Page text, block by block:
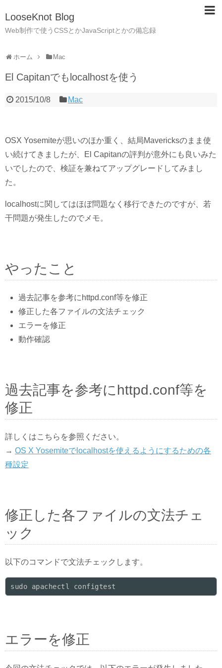
LooseKnot Blog
Web制作で使うCSSとかJavaScriptとかの備忘録
ホーム Mac
El Capitanでもlocalhostを使う
2015/10/8 Mac
OSX Yosemiteが思いのほか重く、結局Mavericksのまま使
い続けてきましたが、El Capitanの評判が意外にも良いみた
いでしたので、検証を兼ねてアップグレードしてみまし
た。
localhostに関してはほぼ問題なく移行できたのですが、若
干問題が発生したのでメモ。
やったこと
過去記事を参考にhttpd.conf等を修正
修正した各ファイルの文法チェック
エラーを修正
動作確認
過去記事を参考にhttpd.conf等を
修正
詳しくはこちらを参照ください。
→ OS X Yosemiteでlocalhostを使えるようにするための各
種設定
修正した各ファイルの文法チェ
ック
以下のコマンドで文法チェックします。
sudo apachectl configtest
エラーを修正